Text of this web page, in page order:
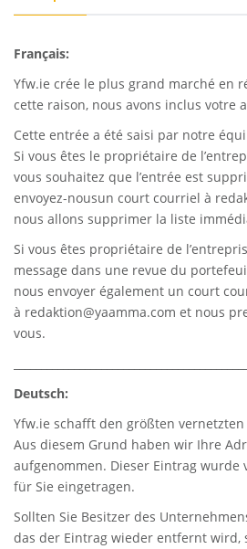
Français:
Yfw.ie crée le plus grand marché en
cette raison, nous avons inclus votre
Cette entrée a été saisi par notre
Si vous êtes le propriétaire de
vous souhaitez que l’entrée est
envoyez-nousun court courriel à
nous allons supprimer la liste
Si vous êtes propriétaire de
message dans une revue du
nous envoyer également un court
à redaktion@yaamma.com et nous
vous.
Deutsch:
Yfw.ie schafft den größten
Aus diesem Grund haben wir Ihre
aufgenommen. Dieser Eintrag wurde
für Sie eingetragen.
Sollten Sie Besitzer des
das der Eintrag wieder entfernt wird,